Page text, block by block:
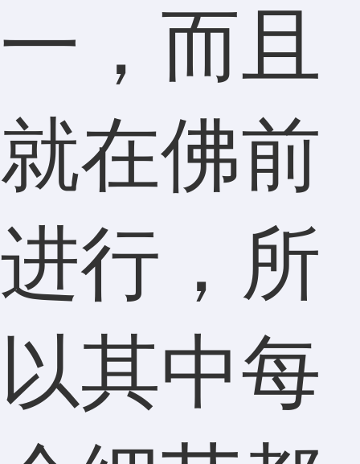
一，而且
就在佛前
进行，所
以其中每